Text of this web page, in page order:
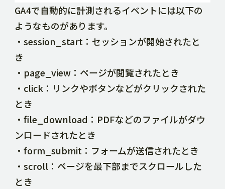
GA4で自動的に計測されるイベントには以下の
ようなものがあります。
・session_start：セッションが開始されたと
き
・page_view：ページが閲覧されたとき
・click：リンクやボタンなどがクリックされた
とき
・file_download：PDFなどのファイルがダウ
ンロードされたとき
・form_submit：フォームが送信されたとき
・scroll：ページを最下部までスクロールした
とき